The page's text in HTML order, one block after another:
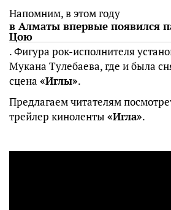
Напомним, в этом году
в Алматы впервые появился
Цою
. Фигура рок-исполнителя
Мукана Тулебаева, где и была
сцена «Иглы».
Предлагаем читателям
трейлер киноленты «Игла».